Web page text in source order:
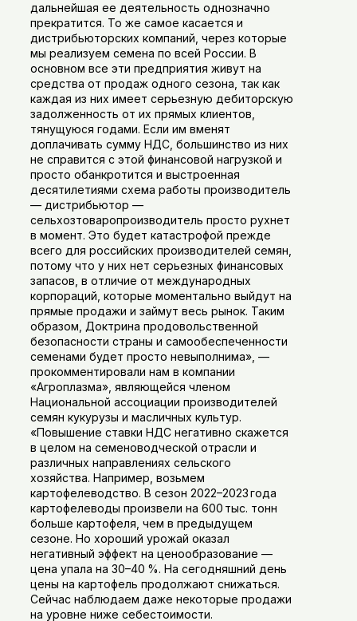
дальнейшая ее деятельность однозначно
прекратится. То же самое касается и
дистрибьюторских компаний, через которые
мы реализуем семена по всей России. В
основном все эти предприятия живут на
средства от продаж одного сезона, так как
каждая из них имеет серьезную дебиторскую
задолженность от их прямых клиентов,
тянущуюся годами. Если им вменят
доплачивать сумму НДС, большинство из них
не справится с этой финансовой нагрузкой и
просто обанкротится и выстроенная
десятилетиями схема работы производитель
— дистрибьютор —
сельхозтоваропроизводитель просто рухнет
в момент. Это будет катастрофой прежде
всего для российских производителей семян,
потому что у них нет серьезных финансовых
запасов, в отличие от международных
корпораций, которые моментально выйдут на
прямые продажи и займут весь рынок. Таким
образом, Доктрина продовольственной
безопасности страны и самообеспеченности
семенами будет просто невыполнима», —
прокомментировали нам в компании
«Агроплазма», являющейся членом
Национальной ассоциации производителей
семян кукурузы и масличных культур.
«Повышение ставки НДС негативно скажется
в целом на семеноводческой отрасли и
различных направлениях сельского
хозяйства. Например, возьмем
картофелеводство. В сезон 2022–2023 года
картофелеводы произвели на 600 тыс. тонн
больше картофеля, чем в предыдущем
сезоне. Но хороший урожай оказал
негативный эффект на ценообразование —
цена упала на 30–40 %. На сегодняшний день
цены на картофель продолжают снижаться.
Сейчас наблюдаем даже некоторые продажи
на уровне ниже себестоимости.